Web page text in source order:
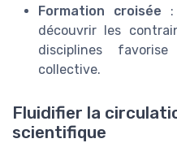
Formation croisée :
découvrir les
disciplines
collective.
Fluidifier la
scientifique